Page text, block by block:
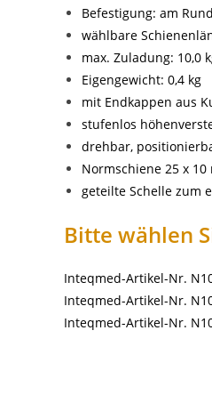
Befestigung: am
wählbare
max. Zuladung: 10,0
Eigengewicht: 0,4 kg
mit Endkappen aus
stufenlos
drehbar,
Normschiene 25 x 10
geteilte Schelle zum
Bitte wählen
Inteqmed-Artikel-Nr.
Inteqmed-Artikel-Nr.
Inteqmed-Artikel-Nr.